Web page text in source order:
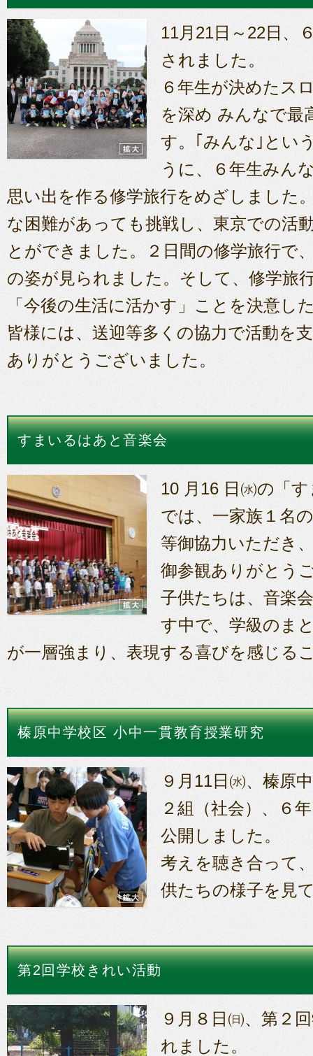
11月21日～22日、
されました。
６年生が決めたス
を深め みんなで最
す。｢みんな｣とい
うに、６年生みん
思い出を作る修学旅行をめざしました
な困難があっても挑戦し、東京での活
とができました。２日間の修学旅行で
の姿が見られました。そして、修学旅
「今後の生活に活かす」ことを決意し
皆様には、送迎等多くの協力で活動を
ありがとうございました。
すまいるはあと音楽会
10 月16 日㈬の「
では、一家族１名
等御協力いただき
御参観ありがとう
子供たちは、音楽
す中で、学級のま
が一層強まり、表現する喜びを感じる
榛原中学校区 小中一貫教育授業研究
９月11日㈬、榛原
２組（社会）、６
公開しました。
考えを聴き合って
供たちの様子を見
第2回学校きれい活動
９月８日㈰、第２
れました。